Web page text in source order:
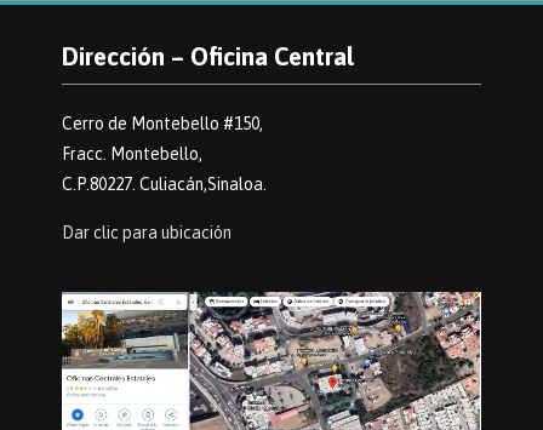
Dirección – Oficina Central
Cerro de Montebello #150,
Fracc. Montebello,
C.P.80227. Culiacán,Sinaloa.
Dar clic para ubicación